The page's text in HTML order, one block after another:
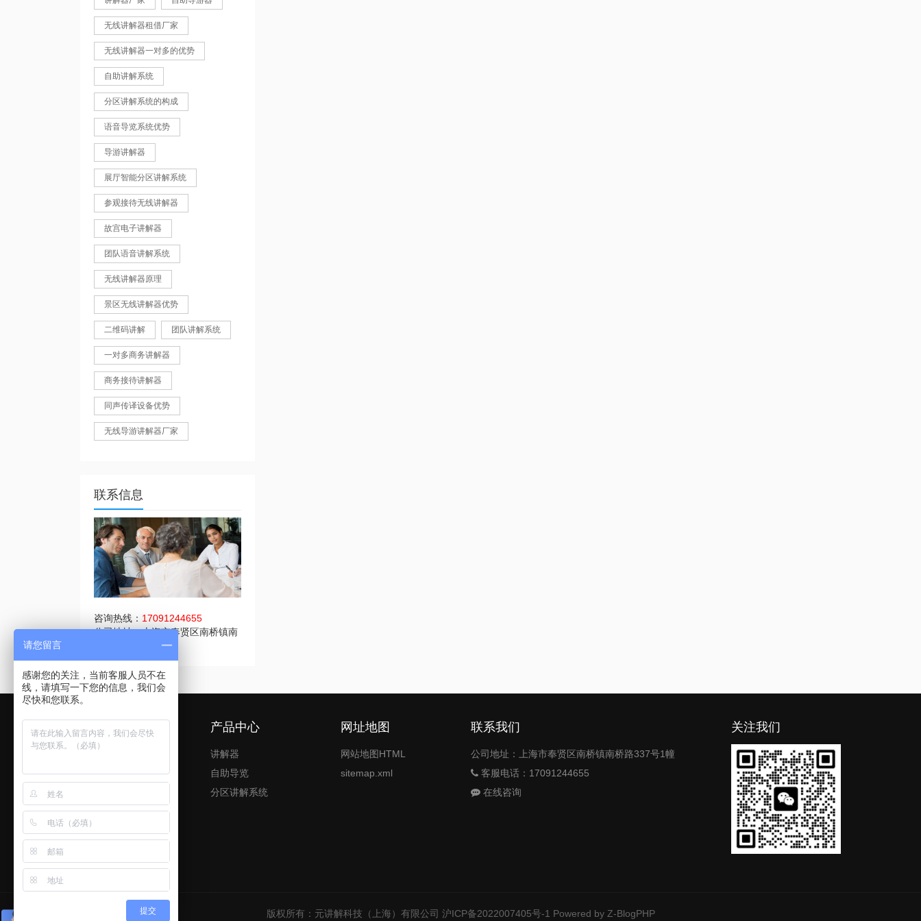
无线讲解器租借厂家
无线讲解器一对多的优势
自助讲解系统
分区讲解系统的构成
语音导览系统优势
导游讲解器
展厅智能分区讲解系统
参观接待无线讲解器
故宫电子讲解器
团队语音讲解系统
无线讲解器原理
景区无线讲解器优势
二维码讲解 团队讲解系统
一对多商务讲解器
商务接待讲解器
同声传译设备优势
无线导游讲解器厂家
联系信息
咨询热线： 17091244655
公司地址：上海市奉贤区南桥镇南
网站导航
团队讲解系统
公司新闻
公司案例
联系我们
产品中心
讲解器
自助导览
分区讲解系统
网址地图
网站地图HTML
sitemap.xml
联系我们
公司地址：上海市奉贤区南桥镇南桥路337号1幢
客服电话：17091244655
在线咨询
关注我们
版权所有：元讲解科技（上海）有限公司 沪ICP备2022007405号-1 Powered by Z-BlogPHP
请您留言
感谢您的关注，当前客服人员不在
线，请填写一下您的信息，我们会
尽快和您联系。
提交